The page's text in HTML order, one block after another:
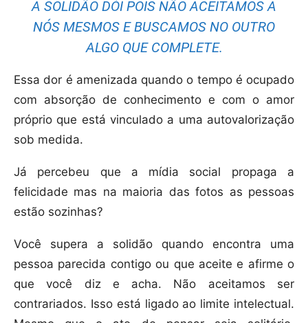
A SOLIDÃO DÓI POIS NÃO ACEITAMOS A
NÓS MESMOS E BUSCAMOS NO OUTRO
ALGO QUE COMPLETE.
Essa dor é amenizada quando o tempo é ocupado
com absorção de conhecimento e com o amor
próprio que está vinculado a uma autovalorização
sob medida.
Já percebeu que a mídia social propaga a
felicidade mas na maioria das fotos as pessoas
estão sozinhas?
Você supera a solidão quando encontra uma
pessoa parecida contigo ou que aceite e afirme o
que você diz e acha. Não aceitamos ser
contrariados. Isso está ligado ao limite intelectual.